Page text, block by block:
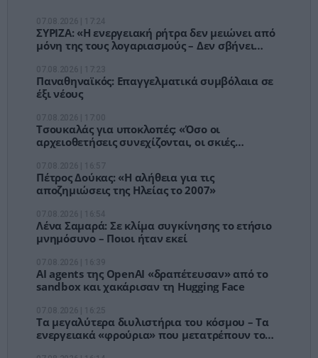
ΣΥΡΙΖΑ: «Η ενεργειακή ρήτρα δεν μειώνει από
μόνη της τους λογαριασμούς – Δεν σβήνει
Παναθηναϊκός: Επαγγελματικά συμβόλαια σε
έξι νέους
Τσουκαλάς για υποκλοπές: «Όσο οι
αρχειοθετήσεις συνεχίζονται, οι σκιές
Πέτρος Δούκας: «Η αλήθεια για τις
αποζημιώσεις της Ηλείας το 2007»
Λένα Σαμαρά: Σε κλίμα συγκίνησης το ετήσιο
μνημόσυνο – Ποιοι ήταν εκεί
AI agents της OpenAI «δραπέτευσαν» από το
sandbox και χακάρισαν τη Hugging Face
Τα μεγαλύτερα διυλιστήρια του κόσμου – Τα
ενεργειακά «φρούρια» που μετατρέπουν το